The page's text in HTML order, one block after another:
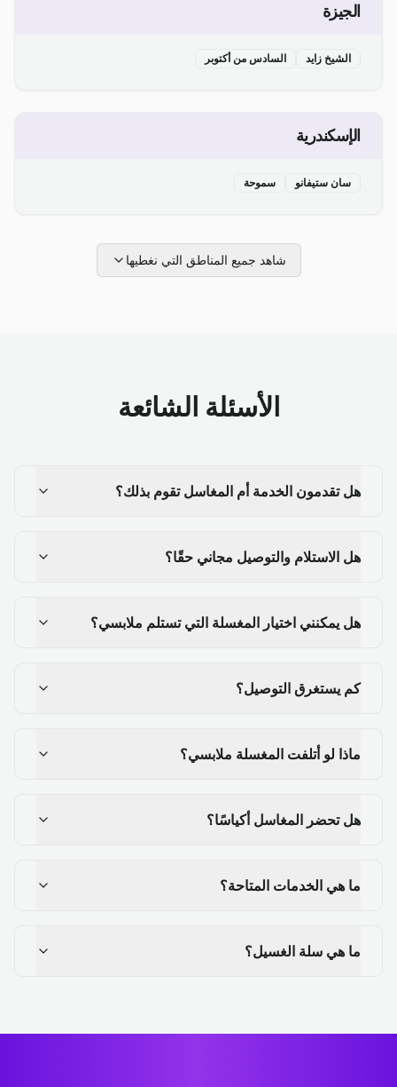
الجيزة
الشيخ زايد السادس من أكتوبر
الإسكندرية
سان ستيفانو سموحة
شاهد جميع المناطق التي نغطيها
الأسئلة الشائعة
هل تقدمون الخدمة أم المغاسل تقوم بذلك؟
هل الاستلام والتوصيل مجاني حقًا؟
هل يمكنني اختيار المغسلة التي تستلم ملابسي؟
كم يستغرق التوصيل؟
ماذا لو أتلفت المغسلة ملابسي؟
هل تحضر المغاسل أكياسًا؟
ما هي الخدمات المتاحة؟
ما هي سلة الغسيل؟